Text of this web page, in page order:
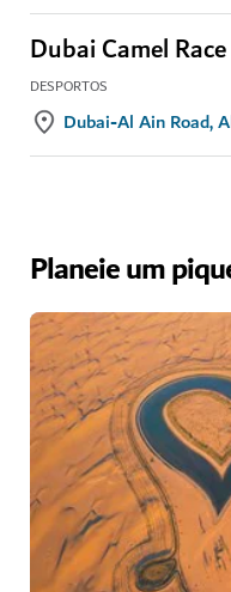
Dubai Camel
DESPORTOS
Dubai-Al Ain Road,
Planeie um